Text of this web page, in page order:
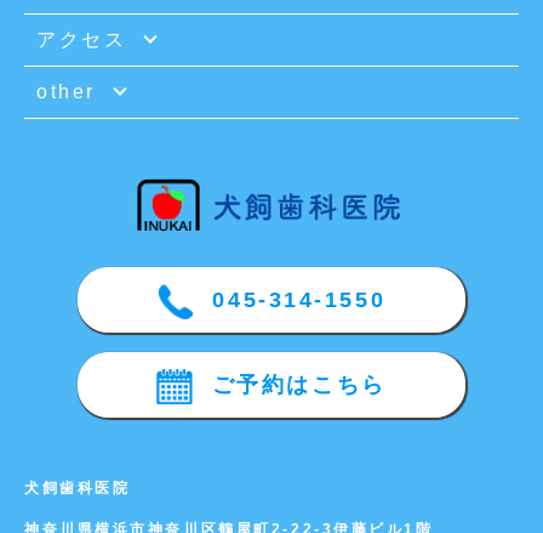
アクセス
other
045-314-1550
ご予約はこちら
犬飼歯科医院
神奈川県横浜市神奈川区鶴屋町2-22-3伊藤ビル1階